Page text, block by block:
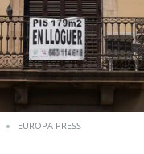
EUROPA PRESS